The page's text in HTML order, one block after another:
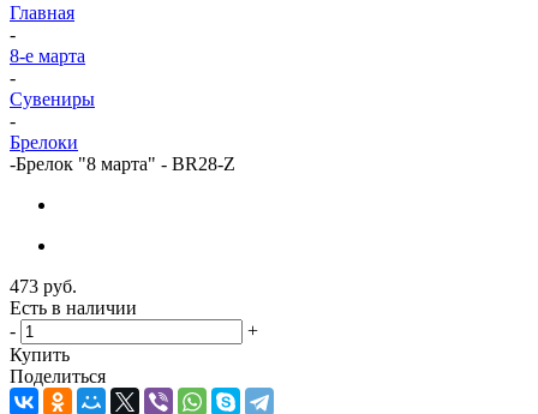
Главная
-
8-е марта
-
Сувениры
-
Брелоки
-Брелок "8 марта" - BR28-Z
473 руб.
Есть в наличии
-
+
Купить
Поделиться